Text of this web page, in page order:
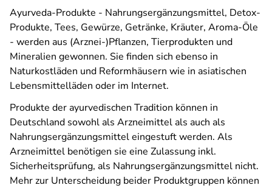
Ayurveda-Produkte - Nahrungs­ergänzungsmittel, Detox-
Produkte, Tees, Gewürze, Getränke, Kräuter, Aroma-Öle
- werden aus (Arznei-)Pflanzen, Tierprodukten und
Mineralien gewonnen. Sie finden sich ebenso in
Naturkostläden und Reformhäusern wie in asiatischen
Lebensmittelläden oder im Internet.
Produkte der ayurvedischen Tradition können in
Deutschland sowohl als Arzneimittel als auch als
Nahrungsergänzungsmittel eingestuft werden. Als
Arzneimittel benötigen sie eine Zulassung inkl.
Sicherheitsprüfung, als Nahrungsergänzungsmittel nicht.
Mehr zur Unterscheidung beider Produktgruppen können